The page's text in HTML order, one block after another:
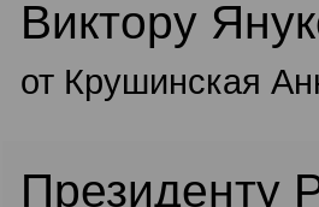
Виктору
от Крушинская
Президенту